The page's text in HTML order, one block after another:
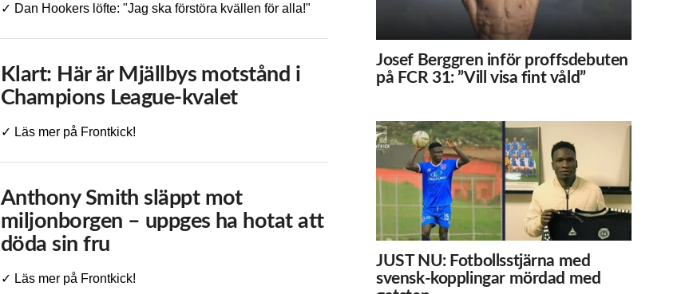
✓ Dan Hookers löfte: "Jag ska förstöra kvällen för alla!"
Klart: Här är Mjällbys motstånd i
Champions League-kvalet
✓ Läs mer på Frontkick!
Anthony Smith släppt mot
miljonborgen – uppges ha hotat att
döda sin fru
✓ Läs mer på Frontkick!
Josef Berggren inför proffsdebuten
på FCR 31: ”Vill visa fint våld”
JUST NU: Fotbollsstjärna med
svensk-kopplingar mördad med